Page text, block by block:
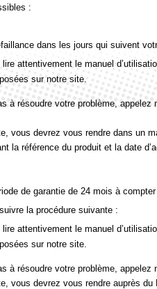
:
dans les jours qui suivent
attentivement le manuel
sur notre site.
à résoudre votre problème, appelez
vous devrez vous rendre dans un
la référence du produit et la date
de garantie de 24 mois à
la procédure suivante :
attentivement le manuel
sur notre site.
à résoudre votre problème, appelez
vous devrez vous rendre auprès